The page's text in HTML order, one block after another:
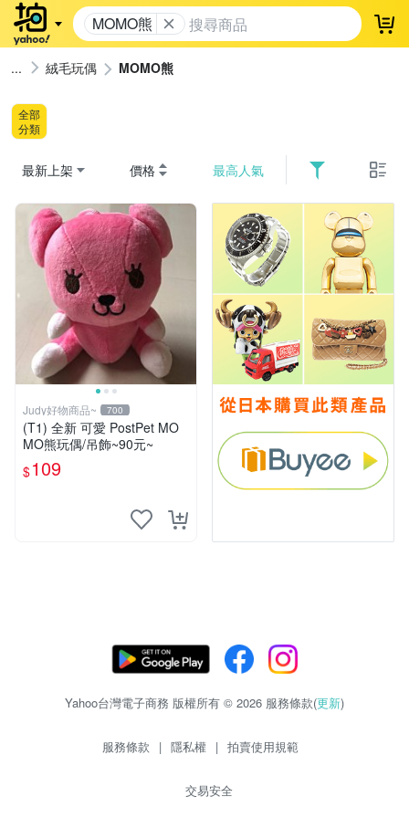
MOMO熊 登
絨毛玩偶 MOMO熊
全部
分類
最新上架 價格 最高人氣
Judy好物商品~ 700
(T1) 全新 可愛 PostPet MO
MO熊玩偶/吊飾~90元~
$109
Yahoo台灣電子商務 版權所有 © 2026 服務條款(更新)
服務條款 | 隱私權 | 拍賣使用規範
交易安全